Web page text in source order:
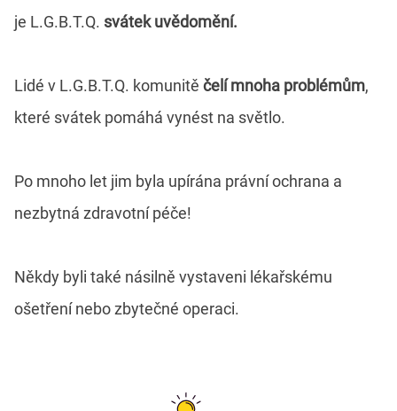
je L.G.B.T.Q. svátek uvědomění.
Lidé v L.G.B.T.Q. komunitě čelí mnoha problémům,
které svátek pomáhá vynést na světlo.
Po mnoho let jim byla upírána právní ochrana a
nezbytná zdravotní péče!
Někdy byli také násilně vystaveni lékařskému
ošetření nebo zbytečné operaci.